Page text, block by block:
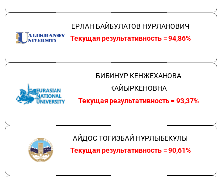
ЕРЛАН БАЙБУЛАТОВ НУРЛАНОВИЧ
Текущая результативность = 94,86%
БИБИНУР КЕНЖЕХАНОВА
КАЙЫРКЕНОВНА
Текущая результативность = 93,37%
АЙДОС ТОГИЗБАЙ НҰРЛЫБЕКҰЛЫ
Текущая результативность = 90,61%